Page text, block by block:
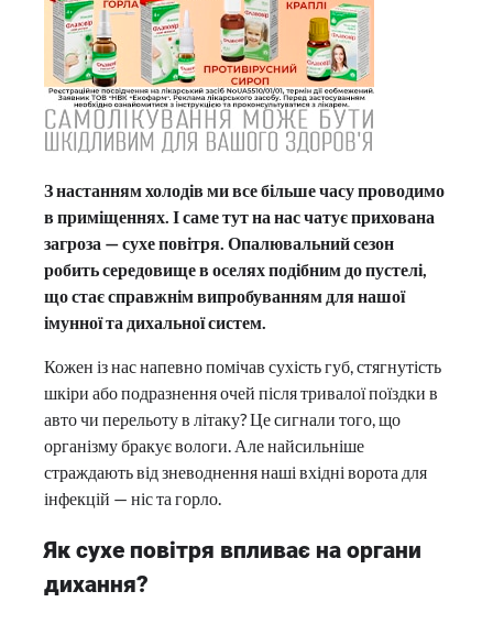
З настанням холодів ми все більше часу проводимо
в приміщеннях. І саме тут на нас чатує прихована
загроза — сухе повітря. Опалювальний сезон
робить середовище в оселях подібним до пустелі,
що стає справжнім випробуванням для нашої
імунної та дихальної систем.
Кожен із нас напевно помічав сухість губ, стягнутість
шкіри або подразнення очей після тривалої поїздки в
авто чи перельоту в літаку? Це сигнали того, що
організму бракує вологи. Але найсильніше
страждають від зневоднення наші вхідні ворота для
інфекцій — ніс та горло.
Як сухе повітря впливає на органи
дихання?